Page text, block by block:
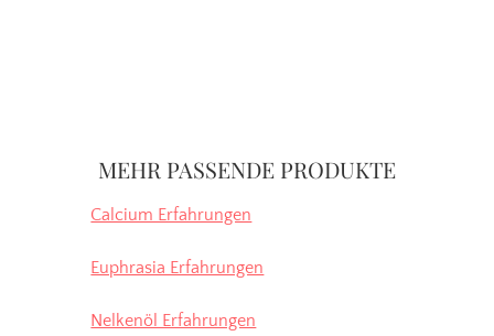
MEHR PASSENDE PRODUKTE
Calcium Erfahrungen
Euphrasia Erfahrungen
Nelkenöl Erfahrungen